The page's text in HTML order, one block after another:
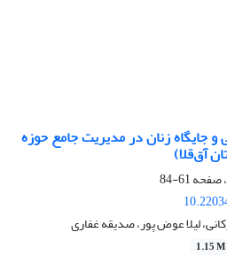
جایگاه زنان در مدیریت جامع حوزه
آق‌قلا)
61-84
لیلا عوض پور، صدیقه غفاری
1.15 M